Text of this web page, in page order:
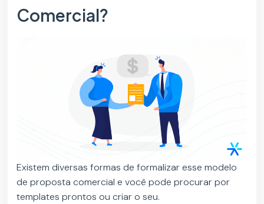
Comercial?
Existem diversas formas de formalizar esse modelo
de proposta comercial e você pode procurar por
templates prontos ou criar o seu.